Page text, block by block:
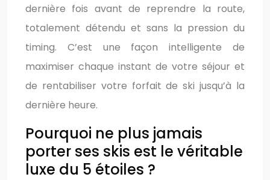
dernière fois avant de reprendre la route,
totalement détendu et sans la pression du
timing. C’est une façon intelligente de
maximiser chaque instant de votre séjour et
de rentabiliser votre forfait de ski jusqu’à la
dernière heure.
Pourquoi ne plus jamais
porter ses skis est le véritable
luxe du 5 étoiles ?